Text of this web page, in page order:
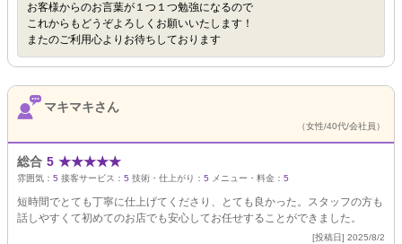
お客様からのお言葉が１つ１つ勉強になるので
これからもどうぞよろしくお願いいたします！
またのご利用心よりお待ちしております
マキマキさん
（女性/40代/会社員）
総合 5 ★★★★★
雰囲気： 5 接客サービス： 5 技術・仕上がり： 5 メニュー・料金： 5
短時間でとても丁寧に仕上げてくださり、とても良かった。スタッフの方も
話しやすくて初めてのお店でも安心してお任せすることができました。
[投稿日] 2025/8/2